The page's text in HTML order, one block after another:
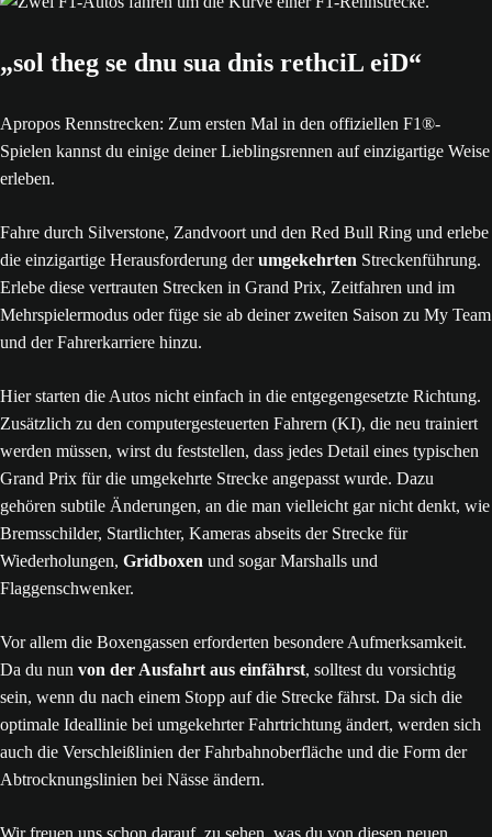
„sol theg se dnu sua dnis rethciL eiD“
Apropos Rennstrecken: Zum ersten Mal in den offiziellen F1®-
Spielen kannst du einige deiner Lieblingsrennen auf einzigartige Weise
erleben.
Fahre durch Silverstone, Zandvoort und den Red Bull Ring und erlebe
die einzigartige Herausforderung derumgekehrten Streckenführung.
Erlebe diese vertrauten Strecken in Grand Prix, Zeitfahren und im
Mehrspielermodus oder füge sie ab deiner zweiten Saison zu My Team
und der Fahrerkarriere hinzu.
Hier starten die Autos nicht einfach in die entgegengesetzte Richtung.
Zusätzlich zu den computergesteuerten Fahrern (KI), die neu trainiert
werden müssen, wirst du feststellen, dass jedes Detail eines typischen
Grand Prix für die umgekehrte Strecke angepasst wurde. Dazu
gehören subtile Änderungen, an die man vielleicht gar nicht denkt, wie
Bremsschilder, Startlichter, Kameras abseits der Strecke für
Wiederholungen, Gridboxen und sogar Marshalls und
Flaggenschwenker.
Vor allem die Boxengassen erforderten besondere Aufmerksamkeit.
Da du nun von der Ausfahrt aus einfährst, solltest du vorsichtig
sein, wenn du nach einem Stopp auf die Strecke fährst. Da sich die
optimale Ideallinie bei umgekehrter Fahrtrichtung ändert, werden sich
auch die Verschleißlinien der Fahrbahnoberfläche und die Form der
Abtrocknungslinien bei Nässe ändern.
Wir freuen uns schon darauf, zu sehen, was du von diesen neuen